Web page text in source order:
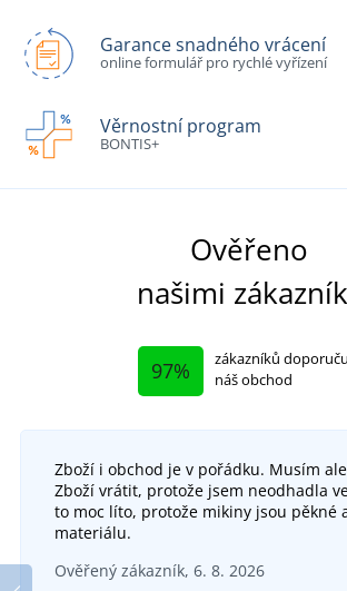
Garance snadného vrácení
online formulář pro rychlé vyřízení
Věrnostní program
BONTIS+
Ověřeno
našimi
97%
zákazníků
náš obchod
Zboží i obchod je v pořádku. Musím
Zboží vrátit, protože jsem neodhadla
to moc líto, protože mikiny jsou pěkné
materiálu.
Ověřený zákazník, 6. 8. 2026